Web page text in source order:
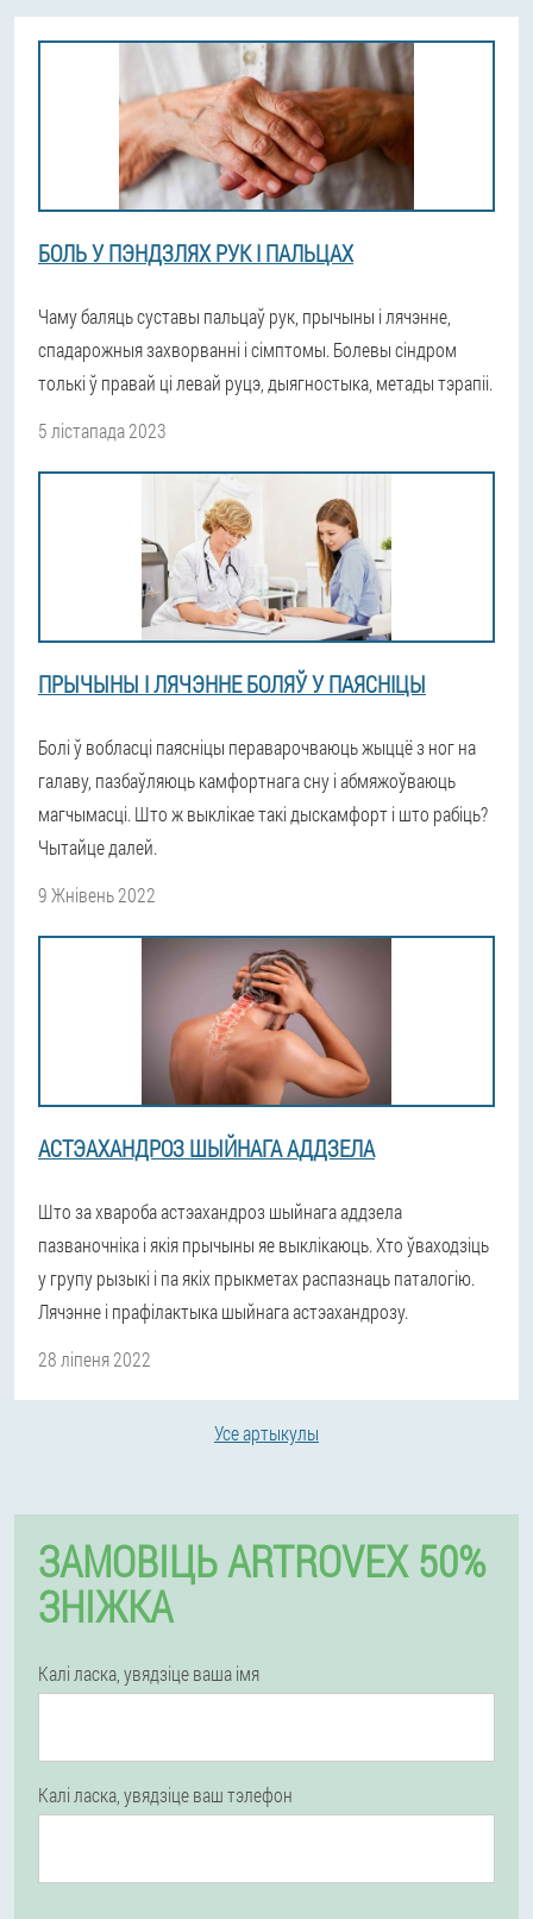
БОЛЬ У ПЭНДЗЛЯХ РУК І ПАЛЬЦАХ
Чаму баляць суставы пальцаў рук, прычыны і лячэнне,
спадарожныя захворванні і сімптомы. Болевы сіндром
толькі ў правай ці левай руцэ, дыягностыка, метады тэрапіі.
5 лістапада 2023
ПРЫЧЫНЫ І ЛЯЧЭННЕ БОЛЯЎ У ПАЯСНІЦЫ
Болі ў вобласці паясніцы пераварочваюць жыццё з ног на
галаву, пазбаўляюць камфортнага сну і абмяжоўваюць
магчымасці. Што ж выклікае такі дыскамфорт і што рабіць?
Чытайце далей.
9 Жнівень 2022
АСТЭАХАНДРОЗ ШЫЙНАГА АДДЗЕЛА
Што за хвароба астэахандроз шыйнага аддзела
пазваночніка і якія прычыны яе выклікаюць. Хто ўваходзіць
у групу рызыкі і па якіх прыкметах распазнаць паталогію.
Лячэнне і прафілактыка шыйнага астэахандрозу.
28 ліпеня 2022
Усе артыкулы
ЗАМОВІЦЬ ARTROVEX 50%
ЗНІЖКА
Калі ласка, увядзіце ваша імя
Калі ласка, увядзіце ваш тэлефон